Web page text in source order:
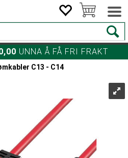
UNNA Å FÅ FRI FRAKT
C13 - C14